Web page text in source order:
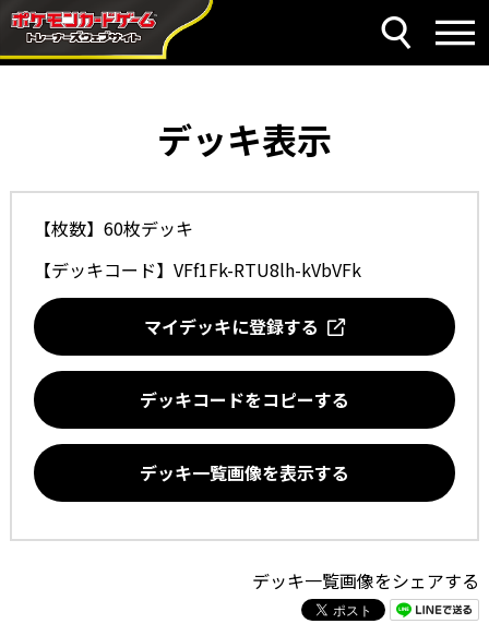
デッキ表示
【枚数】60枚デッキ
【デッキコード】 VFf1Fk-RTU8lh-kVbVFk
マイデッキに登録する
デッキコードをコピーする
デッキ一覧画像を表示する
デッキ一覧画像をシェアする